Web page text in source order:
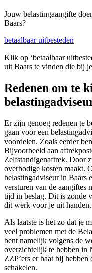
Jouw belastingaangifte
Baars?
betaalbaar uitbesteden
Klik op ‘betaalbaar
uit Baars te vinden die bij
Redenen om te
Er zijn genoeg redenen te
gaan voor een
voordelen. Zoals eerder
Bijvoorbeeld aan
Zelfstandigenaftrek. Door
overbodige kosten maakt.
belastingadviseur in Baars
versturen van de aangiftes
tijd in beslag. Dit is zonde
dit werk voor je uit handen.
Als laatste is het zo dat je
veel problemen met de
bent namelijk volgens de
overzichtelijk te hebben in
ZZP’ers er baat bij
schakelen.